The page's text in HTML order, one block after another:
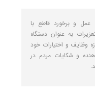
عمل و برخورد قاطع با
به عنوان دستگاه
وظایف و اختیارات خود
و شکایات مردم در